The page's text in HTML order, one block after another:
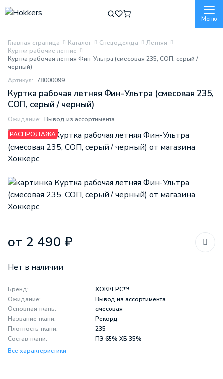
Меню
Главная страница Каталог Спецодежда
Летняя
Куртки рабочие летние
Куртка рабочая летняя Фин-Ультра (смесовая 235, СОП, серый /
черный)
РАСПРОДАЖА
Артикул: 78000099
Куртка рабочая летняя Фин-Ультра (смесовая 235,
СОП, серый / черный)
Ожидание: Вывод из ассортимента
от 2 490 ₽
Нет в наличии
Бренд:
ХОККЕРС™
Ожидание:
Вывод из ассортимента
Основная ткань:
смесовая
Название ткани:
Рекорд
Плотность ткани:
235
Состав ткани:
ПЭ 65% ХБ 35%
Все характеристики